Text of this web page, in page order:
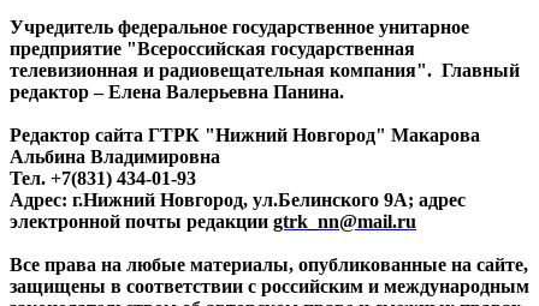
Учредитель федеральное государственное унитарное
предприятие "Всероссийская государственная
телевизионная и радиовещательная компания". Главный
редактор – Елена Валерьевна Панина.
Редактор сайта ГТРК "Нижний Новгород" Макарова
Альбина Владимировна
Тел. +7(831) 434-01-93
Адрес: г.Нижний Новгород, ул.Белинского 9А; адрес
электронной почты редакции gtrk_nn@mail.ru
Все права на любые материалы, опубликованные на сайте,
защищены в соответствии с российским и международным